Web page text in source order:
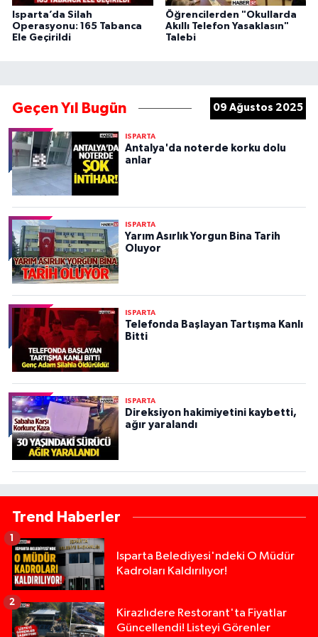
Isparta’da Silah
Operasyonu: 165 Tabanca
Ele Geçirildi
Öğrencilerden "Okullarda
Akıllı Telefon Yasaklasın"
Talebi
Geçen Yıl Bugün 09 Ağustos 2025
ISPARTA
Antalya'da noterde korku dolu
anlar
ISPARTA
Yarım Asırlık Yorgun Bina Tarih
Oluyor
ISPARTA
Telefonda Başlayan Tartışma Kanlı
Bitti
ISPARTA
Direksiyon hakimiyetini kaybetti,
ağır yaralandı
Trend Haberler
Isparta Belediyesi'ndeki O Müdür
Kadroları Kaldırılıyor!
1
Kirazlıdere Restorant'ta Fiyatlar
Güncellendi! Listeyi Görenler
2